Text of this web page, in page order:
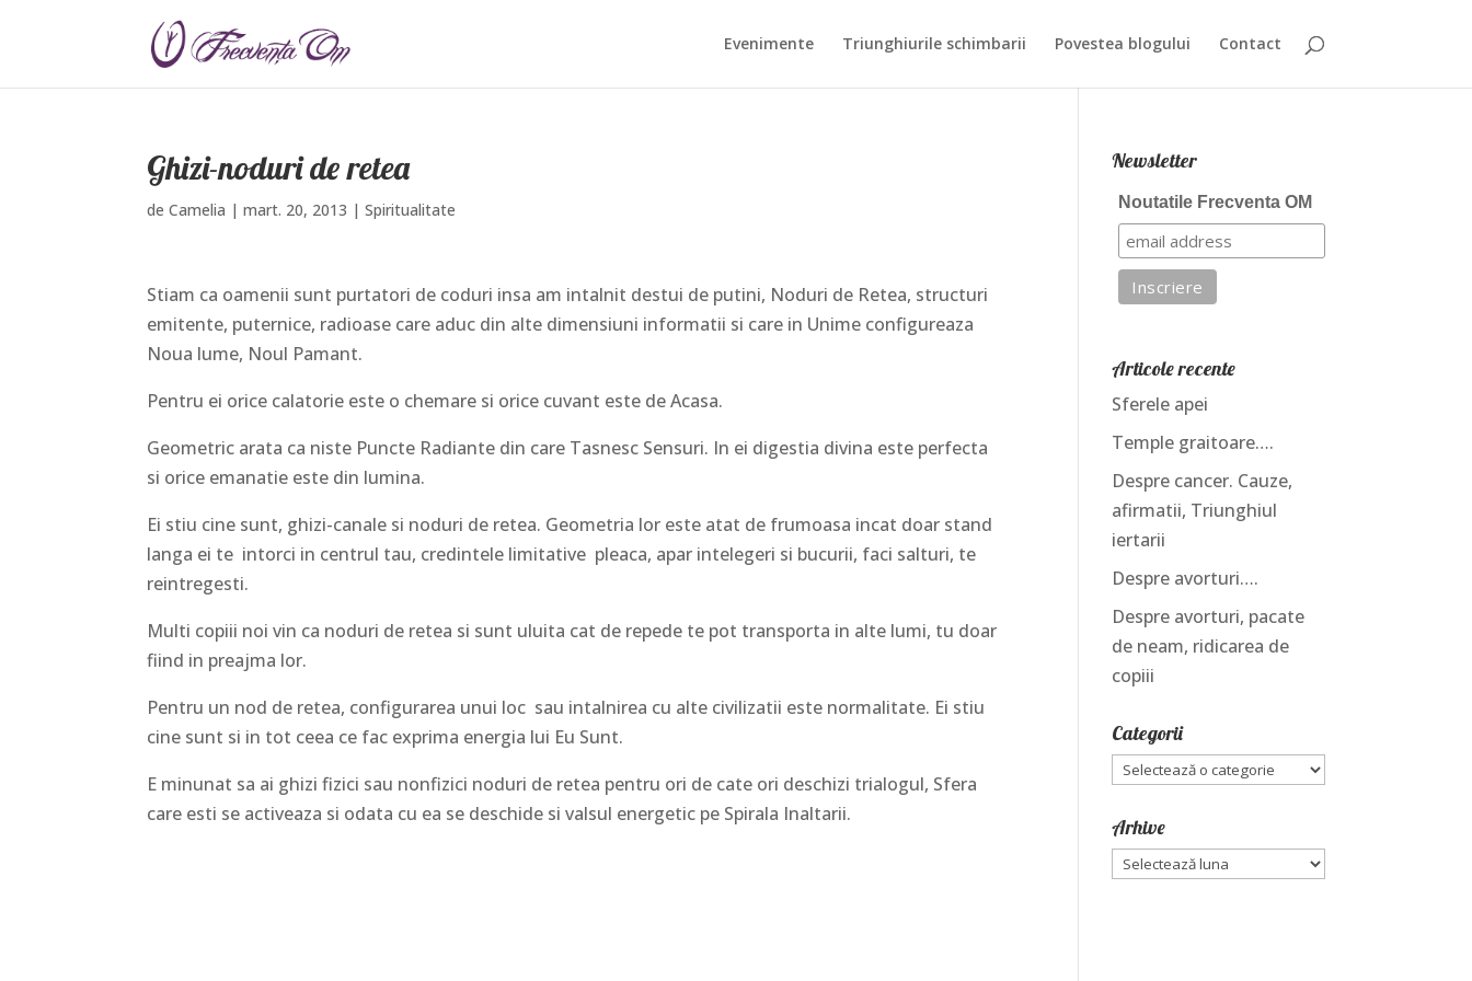
Evenimente Triunghiurile schimbarii Povestea blogului Contact
Ghizi-noduri de retea
deCamelia |mart. 20, 2013 |Spiritualitate
Stiam ca oamenii sunt purtatori de coduri insa am intalnit destui de putini, Noduri de Retea, structuri
emitente, puternice, radioase care aduc din alte dimensiuni informatii si care in Unime configureaza
Noua lume, Noul Pamant.
Pentru ei orice calatorie este o chemare si orice cuvant este de Acasa.
Geometric arata ca niste Puncte Radiante din care Tasnesc Sensuri. In ei digestia divina este perfecta
si orice emanatie este din lumina.
Ei stiu cine sunt, ghizi-canale si noduri de retea. Geometria lor este atat de frumoasa incat doar stand
langa ei te intorci in centrul tau, credintele limitative pleaca, apar intelegeri si bucurii, faci salturi, te
reintregesti.
Multi copiii noi vin ca noduri de retea si sunt uluita cat de repede te pot transporta in alte lumi, tu doar
fiind in preajma lor.
Pentru un nod de retea, configurarea unui loc sau intalnirea cu alte civilizatii este normalitate. Ei stiu
cine sunt si in tot ceea ce fac exprima energia lui Eu Sunt.
E minunat sa ai ghizi fizici sau nonfizici noduri de retea pentru ori de cate ori deschizi trialogul, Sfera
care esti se activeaza si odata cu ea se deschide si valsul energetic pe Spirala Inaltarii.
Newsletter
Noutatile Frecventa OM
Articole recente
Sferele apei
Temple graitoare….
Despre cancer. Cauze,
afirmatii, Triunghiul
iertarii
Despre avorturi….
Despre avorturi, pacate
de neam, ridicarea de
copiii
Categorii
Categorii
Arhive
Arhive